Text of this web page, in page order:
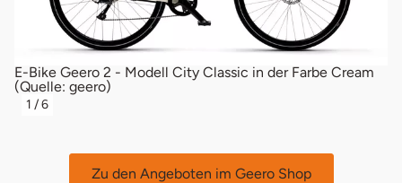
E-Bike Geero 2 - Modell City Classic in der Farbe Cream
(Quelle: geero)
1 /6
Zu den Angeboten im Geero Shopöffnet in